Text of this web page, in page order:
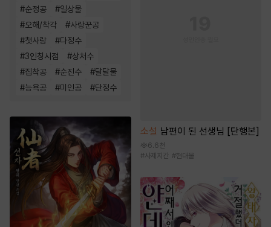
#순정공 #일상물
#오해/착각 #사랑꾼공
#첫사랑 #다정수
#3인칭시점 #상처수
#집착공 #순진수 #달달물
#능욕공 #미인공 #단정수
소설 남편이 된 선생님 [단행본]
6.6천
#사제지간 #현대물